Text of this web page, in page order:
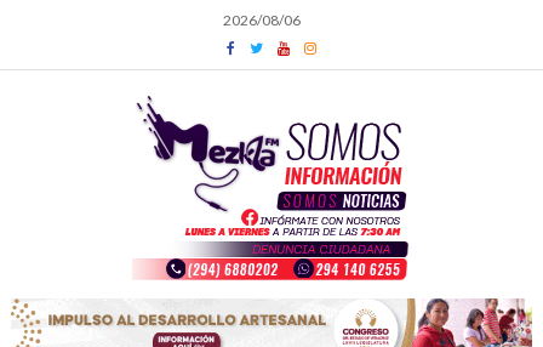
content
2026/08/06